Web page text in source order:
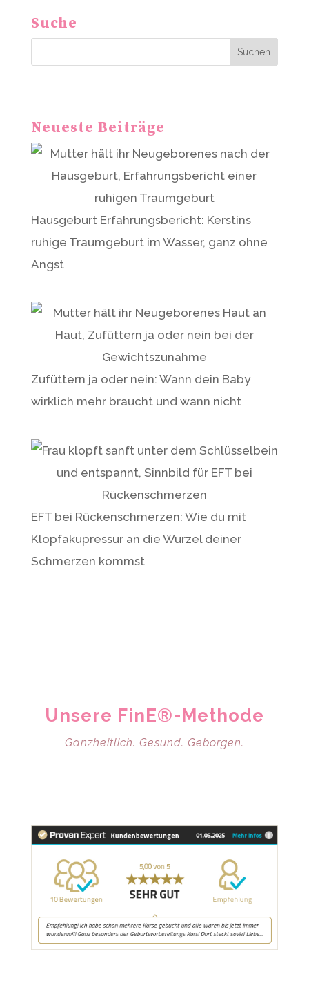
e
n
i
v
Suche
Suchen
Neueste Beiträge
Hausgeburt Erfahrungsbericht: Kerstins
ruhige Traumgeburt im Wasser, ganz ohne
Angst
Zufüttern ja oder nein: Wann dein Baby
wirklich mehr braucht und wann nicht
EFT bei Rückenschmerzen: Wie du mit
Klopfakupressur an die Wurzel deiner
Schmerzen kommst
Unsere FinE®-Methode
Ganzheitlich. Gesund. Geborgen.